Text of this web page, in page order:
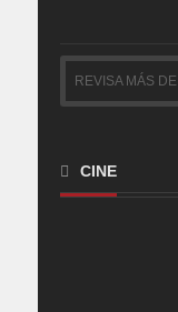
REVISA MÁS
CINE